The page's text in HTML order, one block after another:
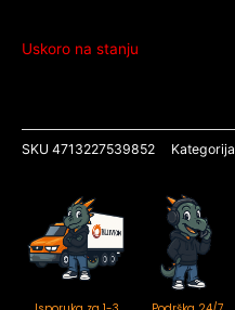
Uskoro na stanju
SKU 4713227539852 Kategorija